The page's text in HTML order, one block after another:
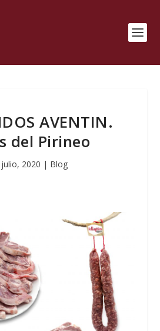
AVENTIN.
del Pirineo
2020 | Blog